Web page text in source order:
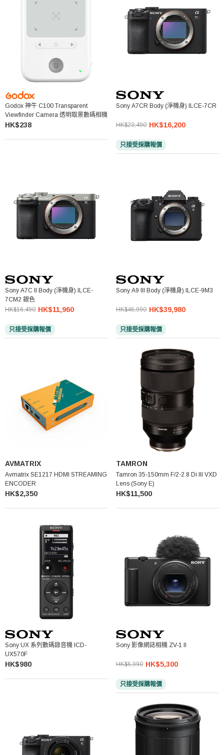
Godox 神牛 C100 Transparent
Viewfinder Camera 透明取景數碼相機
HK$238
Sony A7CR Body (淨機身) ILCE-7CR
HK$23,490 HK$16,200
只接受採購報價
Sony A7C II Body (淨機身) ILCE-
7CM2 銀色
HK$16,490 HK$11,960
只接受採購報價
Sony A9 III Body (淨機身) ILCE-9M3
HK$46,990 HK$39,980
只接受採購報價
AVMATRIX
Avmatrix SE1217 HDMI STREAMING
ENCODER
HK$2,350
TAMRON
Tamron 35-150mm F/2-2.8 Di III VXD
Lens (Sony E)
HK$11,500
Sony UX 系列數碼錄音機 ICD-
UX570F
HK$980
Sony 影像網誌相機 ZV-1 II
HK$6,990 HK$5,300
只接受採購報價